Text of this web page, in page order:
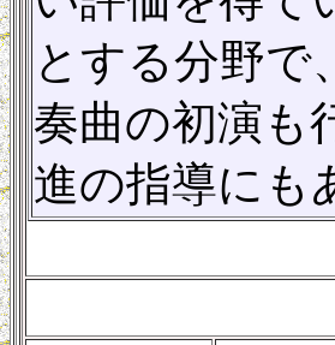
とする分野で
奏曲の初演も
進の指導にも